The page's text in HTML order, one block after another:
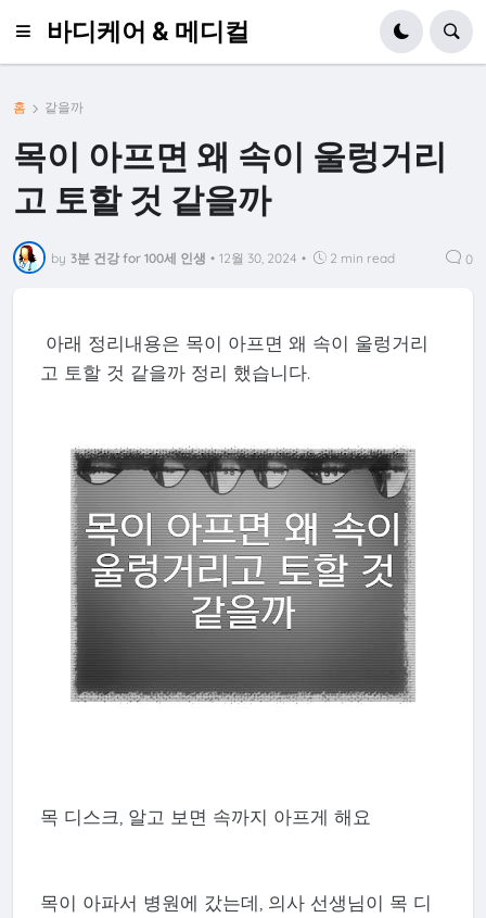
바디케어 & 메디컬
홈 같을까
목이 아프면 왜 속이 울렁거리
고 토할 것 같을까
by 3분 건강 for 100세 인생 • 12월 30, 2024 • 2 min read 0
아래 정리내용은 목이 아프면 왜 속이 울렁거리
고 토할 것 같을까 정리 했습니다.
목 디스크, 알고 보면 속까지 아프게 해요
목이 아파서 병원에 갔는데, 의사 선생님이 목 디